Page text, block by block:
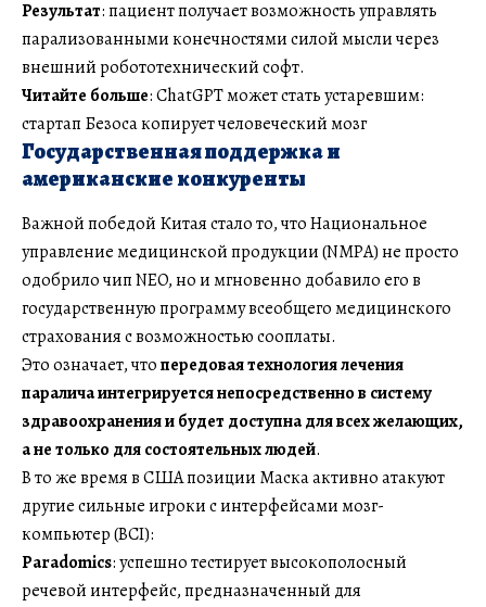
Результат: пациент получает возможность управлять
парализованными конечностями силой мысли через
внешний робототехнический софт.
Читайте больше: ChatGPT может стать устаревшим:
стартап Безоса копирует человеческий мозг
Государственная поддержка и
американские конкуренты
Важной победой Китая стало то, что Национальное
управление медицинской продукции (NMPA) не просто
одобрило чип NEO, но и мгновенно добавило его в
государственную программу всеобщего медицинского
страхования с возможностью сооплаты.
Это означает, чтопередовая технология лечения
паралича интегрируется непосредственно в систему
здравоохранения ибудет доступна для всех желающих,
а не только для состоятельных людей.
В то же время в США позиции Маска активно атакуют
другие сильные игроки с интерфейсами мозг-
компьютер (BCI):
Paradomics: успешно тестирует высокополосный
речевой интерфейс, предназначенный для